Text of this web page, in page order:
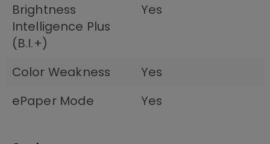
Brightness
Intelligence Plus
(B.I.+)
Yes
Color Weakness
Yes
ePaper Mode
Yes